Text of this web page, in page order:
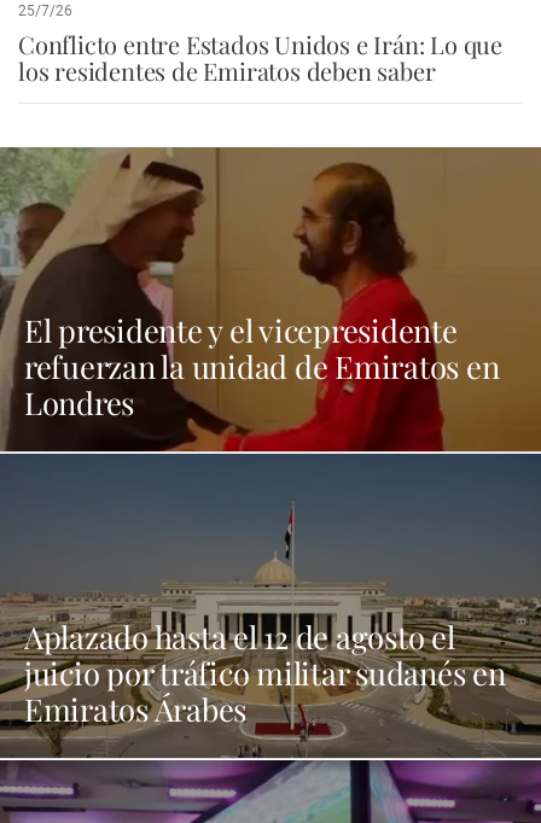
25/7/26
Conflicto entre Estados Unidos e Irán: Lo que
los residentes de Emiratos deben saber
El presidente y el vicepresidente
refuerzan la unidad de Emiratos en
Londres
Aplazado hasta el 12 de agosto el
juicio por tráfico militar sudanés en
Emiratos Árabes